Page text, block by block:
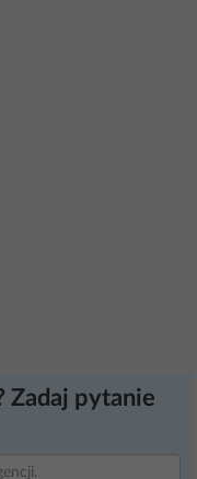
Zadaj pytanie